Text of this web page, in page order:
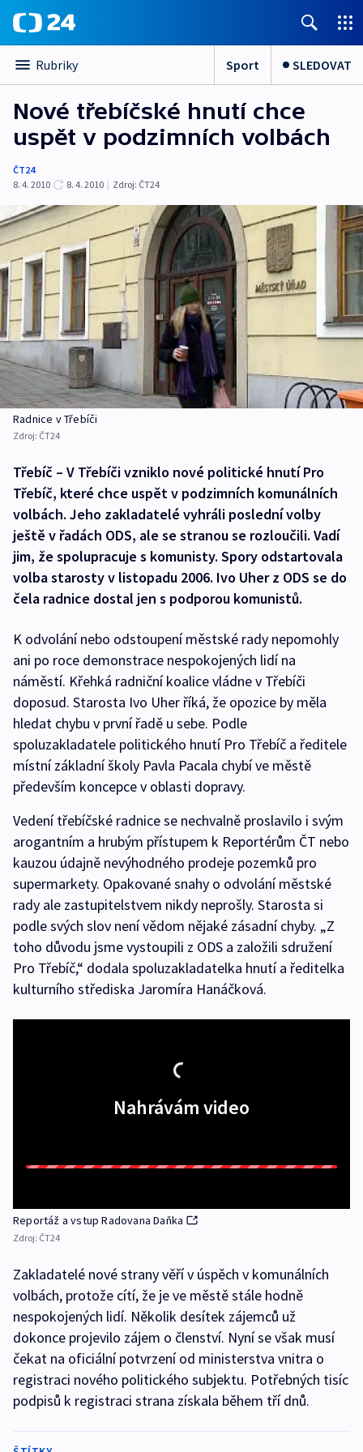
Rubriky Sport SLEDOVAT
Nové třebíčské hnutí chce
uspět v podzimních volbách
ČT24
8. 4. 2010
8. 4. 2010 | Zdroj: ČT24
Radnice v Třebíči
Zdroj: ČT24
Třebíč – V Třebíči vzniklo nové politické hnutí Pro
Třebíč, které chce uspět v podzimních komunálních
volbách. Jeho zakladatelé vyhráli poslední volby
ještě v řadách ODS, ale se stranou se rozloučili. Vadí
jim, že spolupracuje s komunisty. Spory odstartovala
volba starosty v listopadu 2006. Ivo Uher z ODS se do
čela radnice dostal jen s podporou komunistů.
K odvolání nebo odstoupení městské rady nepomohly
ani po roce demonstrace nespokojených lidí na
náměstí. Křehká radniční koalice vládne v Třebíči
doposud. Starosta Ivo Uher říká, že opozice by měla
hledat chybu v první řadě u sebe. Podle
spoluzakladatele politického hnutí Pro Třebíč a ředitele
místní základní školy Pavla Pacala chybí ve městě
především koncepce v oblasti dopravy.
Vedení třebíčské radnice se nechvalně proslavilo i svým
arogantním a hrubým přístupem k Reportérům ČT nebo
kauzou údajně nevýhodného prodeje pozemků pro
supermarkety. Opakované snahy o odvolání městské
rady ale zastupitelstvem nikdy neprošly. Starosta si
podle svých slov není vědom nějaké zásadní chyby. „Z
toho důvodu jsme vystoupili z ODS a založili sdružení
Pro Třebíč,“ dodala spoluzakladatelka hnutí a ředitelka
kulturního střediska Jaromíra Hanáčková.
Nahrávám video
Reportáž a vstup Radovana Daňka
Zdroj: ČT24
Zakladatelé nové strany věří v úspěch v komunálních
volbách, protože cítí, že je ve městě stále hodně
nespokojených lidí. Několik desítek zájemců už
dokonce projevilo zájem o členství. Nyní se však musí
čekat na oficiální potvrzení od ministerstva vnitra o
registraci nového politického subjektu. Potřebných tisíc
podpisů k registraci strana získala během tří dnů.